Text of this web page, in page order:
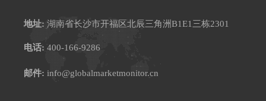
地址: 湖南省长沙市开福区北辰三角洲B1E1三栋2301
电话: 400-166-9286
邮件: info@globalmarketmonitor.cn